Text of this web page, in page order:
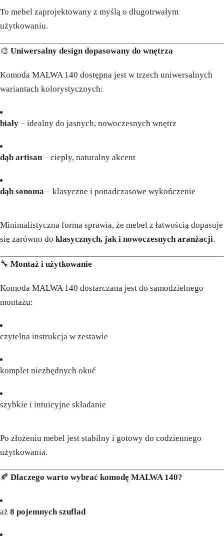
To mebel zaprojektowany z myślą o długotrwałym
użytkowaniu.
🎨 Uniwersalny design dopasowany do wnętrza
Komoda MALWA 140 dostępna jest w trzech uniwersalnych
wariantach kolorystycznych:
biały – idealny do jasnych, nowoczesnych wnętrz
dąb artisan– ciepły, naturalny akcent
dąb sonoma – klasyczne i ponadczasowe wykończenie
Minimalistyczna forma sprawia, że mebel z łatwością dopasuje
się zarówno do klasycznych, jak i nowoczesnych aranżacji.
🔧 Montaż i użytkowanie
Komoda MALWA 140 dostarczana jest do samodzielnego
montażu:
czytelna instrukcja w zestawie
komplet niezbędnych okuć
szybkie i intuicyjne składanie
Po złożeniu mebel jest stabilny i gotowy do codziennego
użytkowania.
🍂 Dlaczego warto wybrać komodę MALWA 140?
aż 8 pojemnych szuflad